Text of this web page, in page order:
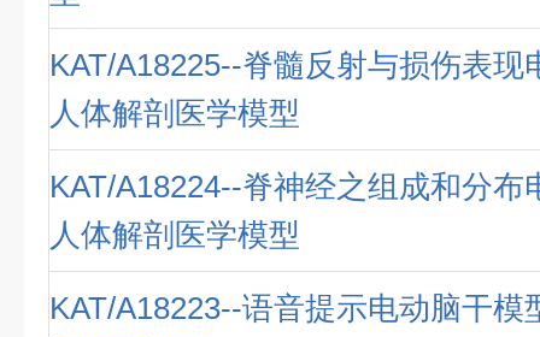
KAT/A18225--脊髓反射与损伤表现
人体解剖医学模型
KAT/A18224--脊神经之组成和分布
人体解剖医学模型
KAT/A18223--语音提示电动脑干模